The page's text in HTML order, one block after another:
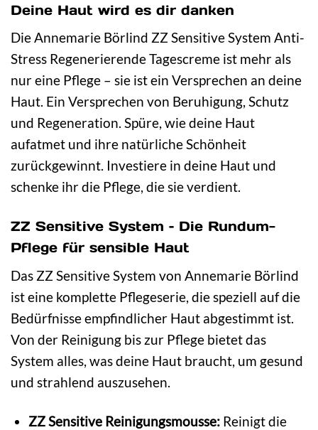
Deine Haut wird es dir danken
Die Annemarie Börlind ZZ Sensitive System Anti-
Stress Regenerierende Tagescreme ist mehr als
nur eine Pflege – sie ist ein Versprechen an deine
Haut. Ein Versprechen von Beruhigung, Schutz
und Regeneration. Spüre, wie deine Haut
aufatmet und ihre natürliche Schönheit
zurückgewinnt. Investiere in deine Haut und
schenke ihr die Pflege, die sie verdient.
ZZ Sensitive System – Die Rundum-
Pflege für sensible Haut
Das ZZ Sensitive System von Annemarie Börlind
ist eine komplette Pflegeserie, die speziell auf die
Bedürfnisse empfindlicher Haut abgestimmt ist.
Von der Reinigung bis zur Pflege bietet das
System alles, was deine Haut braucht, um gesund
und strahlend auszusehen.
ZZ Sensitive Reinigungsmousse:Reinigt die